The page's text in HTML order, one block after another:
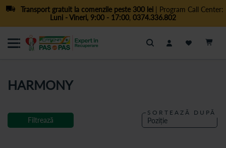
Transport gratuit la comenzile peste 300 lei| Program Call Center:
Luni - Vineri, 9:00 - 17:00, 0374.336.802
Cautare
HARMONY
SORTEAZĂ DUPĂ
Filtrează